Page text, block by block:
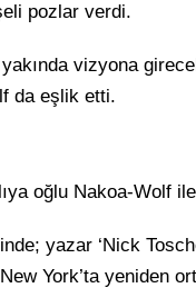
pozlar verdi.
vizyona
da eşlik etti.
oğlu Nakoa-Wolf ile
yazar ‘Nick
York’ta yeniden